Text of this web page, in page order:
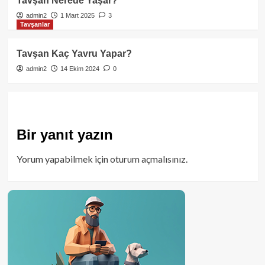
admin2 1 Mart 2025
3
Tavşanlar
Tavşan Kaç Yavru Yapar?
admin2 14 Ekim 2024 0
Bir yanıt yazın
Yorum yapabilmek içinoturum açmalısınız.